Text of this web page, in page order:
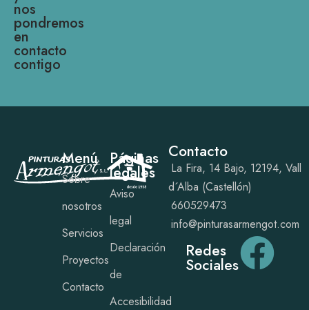
nos
pondremos
en
contacto
contigo
Menú
Sobre
nosotros
Servicios
Proyectos
Contacto
Páginas
legales
Aviso
legal
Declaración
de
Accesibilidad
Contacto
La Fira, 14 Bajo, 12194, Vall
d´Alba (Castellón)
660529473
info@pinturasarmengot.com
Redes
Sociales